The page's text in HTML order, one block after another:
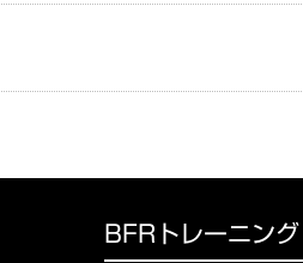
BFRトレーニング